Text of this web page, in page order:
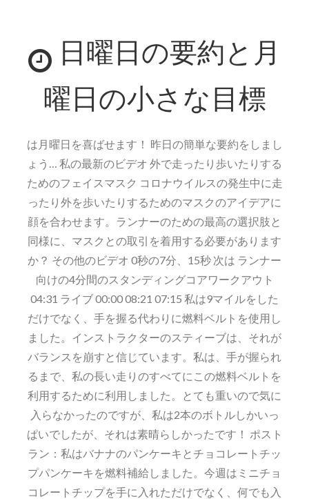
ハ
ラ
投
日曜日の要約と月
曜日の小さな目標
は月曜日を喜ばせます！ 昨日の簡単な要約をしまし
ょう… 私の最新のビデオ 外で走ったり歩いたりする
ためのフェイスマスク コロナウイルスの発生中に走
ったり外を歩いたりするためのマスクのアイデアに
顔を合わせます。ランナーのための最高の選択肢と
同様に、マスクとの取引を着用する必要があります
か？ その他のビデオ 0秒の7分、15秒 次は ランナー
向けの4分間のスタンディングコアワークアウト
04:31 ライブ 00:00 08:21 07:15 私は9マイルをした
だけでなく、手を握る代わりに燃料ベルトを使用し
ました。インストラクターのスティーブは、それが
バランスを崩すと信じています。私は、手が握られ
るまで、私の長い走りのすべてにこの燃料ベルトを
利用するために利用しました。とても重いので気に
入らなかったのですが、私は2本のボトルしかいっ
ぱいでしたが、それは素晴らしかったです！ ポスト
ラン：私はバナナのパンケーキとチョコレートチッ
プパンケーキを燃料補給しました。今週はミニチョ
コレートチップを手に入れただけでなく、何でも入